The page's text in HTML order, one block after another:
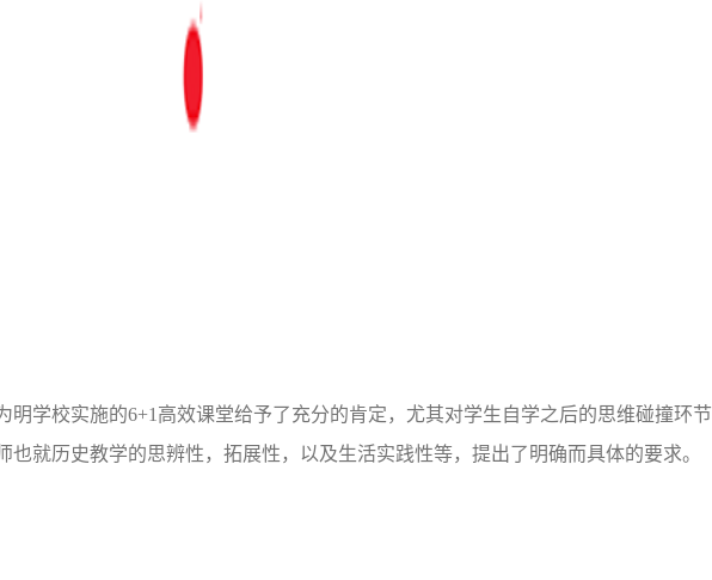
学校实施的6+1高效课堂给予了充分的肯定，尤其对学生自学之后的思维碰撞环节
也就历史教学的思辨性，拓展性，以及生活实践性等，提出了明确而具体的要求。